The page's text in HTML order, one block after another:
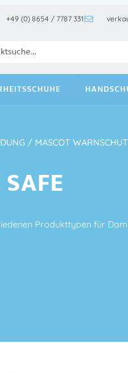
+49 (0) 8654 / 7787 331
/ MASCOT
Produkttypen für